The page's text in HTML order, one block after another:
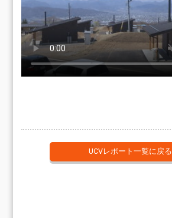
UCVレポート一覧に戻る